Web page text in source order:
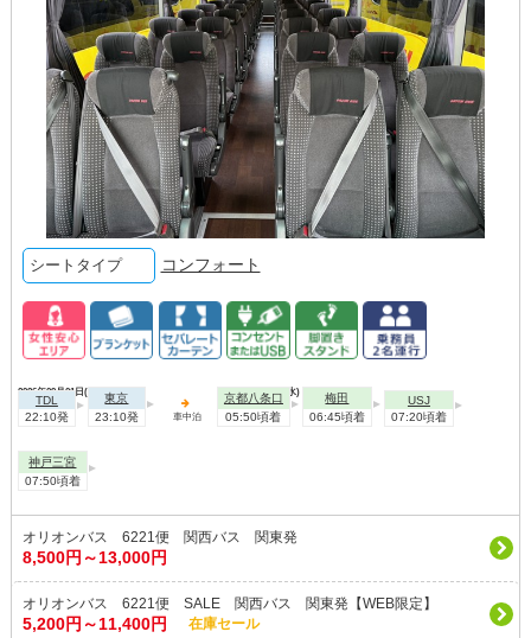
シートタイプ コンフォート
2026年09月01日(火)
TDL
22:10発
東京
23:10発
車中泊
2026年09月02日(水)
京都八条口
05:50頃着
梅田
06:45頃着
USJ
07:20頃着
神戸三宮
07:50頃着
オリオンバス 6221便 関西バス 関東発
8,500円～13,000円
オリオンバス 6221便 SALE 関西バス 関東発【WEB限定】
5,200円～11,400円 在庫セール